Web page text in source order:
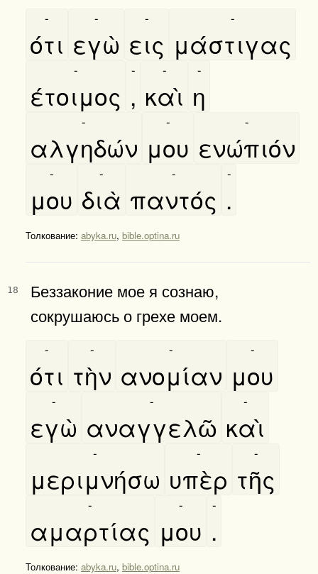
ότι
-
εγὼ
-
εις
-
μάστιγας
-
έτοιμος
-
,
-
καὶ
-
η
-
αλγηδών
-
μου
-
ενώπιόν
-
μου
-
διὰ
-
παντός
-
.
-
Толкование: abyka.ru, bible.optina.ru
18
Беззаконие мое я сознаю,
сокрушаюсь о грехе моем.
ότι
-
τὴν
-
ανομίαν
-
μου
-
εγὼ
-
αναγγελῶ
-
καὶ
-
μεριμνήσω
-
υπὲρ
-
τῆς
-
αμαρτίας
-
μου
-
.
-
Толкование: abyka.ru, bible.optina.ru